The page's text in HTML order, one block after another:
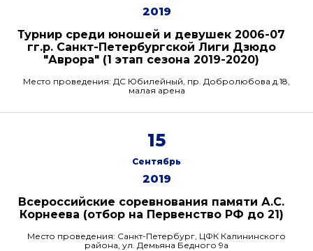
2019
Турнир среди юношей и девушек 2006-07
гг.р. Санкт-Петербургской Лиги Дзюдо
"Аврора" (1 этап сезона 2019-2020)
Место проведения: ДС Юбилейный, пр. Добролюбова д.18,
малая арена
15
Сентябрь
2019
Всероссийские соревнования памяти А.С.
Корнеева (отбор на Первенство РФ до 21)
Место проведения: Санкт-Петербург, ЦФК Калининского
района, ул. Демьяна Бедного 9а